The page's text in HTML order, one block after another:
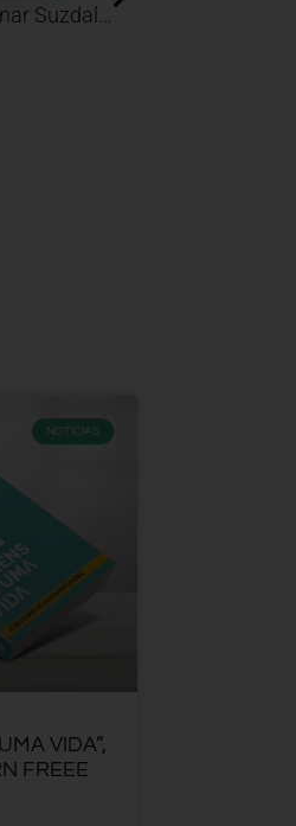
NOTÍCIAS
VIDA”,
FREEE